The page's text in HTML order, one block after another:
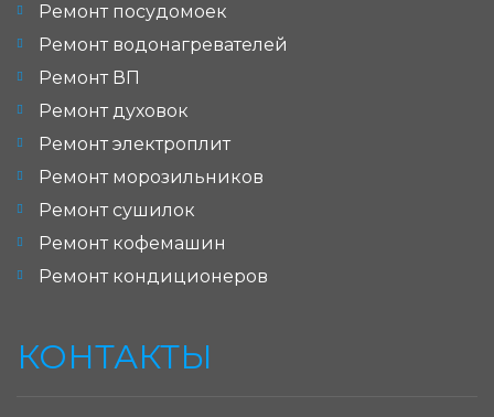
Ремонт посудомоек
Ремонт водонагревателей
Ремонт ВП
Ремонт духовок
Ремонт электроплит
Ремонт морозильников
Ремонт сушилок
Ремонт кофемашин
Ремонт кондиционеров
КОНТАКТЫ